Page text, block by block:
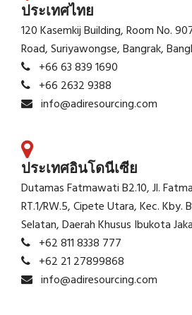
ประเทศไทย
120 Kasemkij Building, Room No.
Road, Suriyawongse, Bangrak,
+66 63 839 1690
+66 2632 9388
info@adiresourcing.com
ประเทศอินโดนีเซีย
Dutamas Fatmawati B2.10, Jl.
RT.1/RW.5, Cipete Utara, Kec. Kby.
Selatan, Daerah Khusus Ibukota
+62 811 8338 777
+62 21 27899868
info@adiresourcing.com